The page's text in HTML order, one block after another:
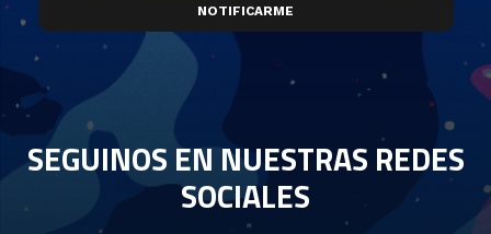
NOTIFICARME
SEGUINOS EN NUESTRAS REDES
SOCIALES